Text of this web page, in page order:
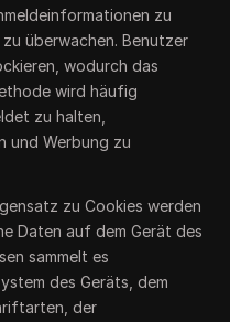
zu
überwachen. Benutzer
wodurch das
wird häufig
zu halten,
und Werbung zu
zu Cookies werden
Daten auf dem Gerät des
sammelt es
des Geräts, dem
der